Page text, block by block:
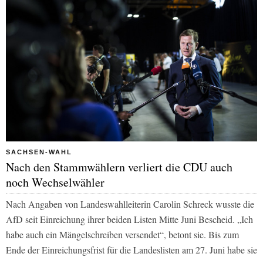
SACHSEN-WAHL
Nach den Stammwählern verliert die CDU auch
noch Wechselwähler
Nach Angaben von Landeswahlleiterin Carolin Schreck wusste die
AfD seit Einreichung ihrer beiden Listen Mitte Juni Bescheid. „Ich
habe auch ein Mängelschreiben versendet“, betont sie. Bis zum
Ende der Einreichungsfrist für die Landeslisten am 27. Juni habe sie